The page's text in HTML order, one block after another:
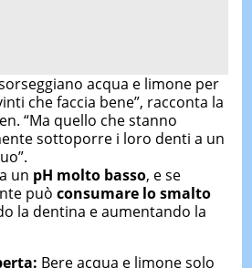
acqua e limone per
che faccia bene”, racconta la
“Ma quello che stanno
sottoporre i loro denti a un
un pH molto basso, e se
può consumare lo smalto
la dentina e aumentando la
Bere acqua e limone solo